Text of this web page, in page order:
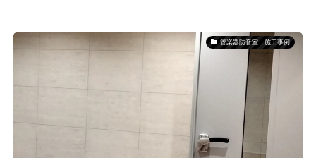
管楽器防音室 施工事例